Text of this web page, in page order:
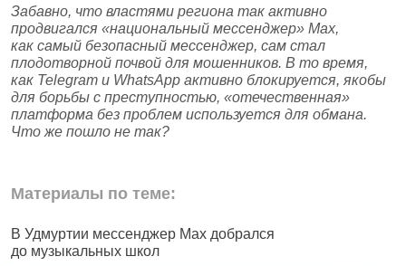
Забавно, что властями региона так активно
продвигался «национальный мессенджер» Max,
как самый безопасный мессенджер, сам стал
плодотворной почвой для мошенников. В то время,
как Telegram и WhatsApp активно блокируется, якобы
для борьбы с преступностью, «отечественная»
платформа без проблем используется для обмана.
Что же пошло не так?
Материалы по теме:
В Удмуртии мессенджер Max добрался
до музыкальных школ